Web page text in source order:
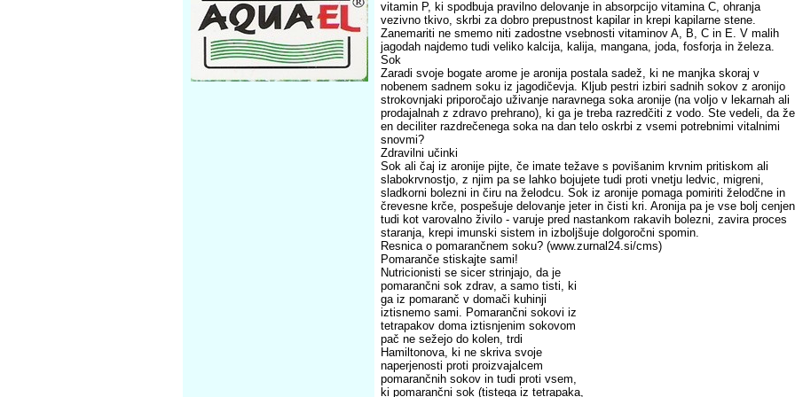
vitamin P, ki spodbuja pravilno delovanje in absorpcijo vitamina C, ohranja
vezivno tkivo, skrbi za dobro prepustnost kapilar in krepi kapilarne stene.
Zanemariti ne smemo niti zadostne vsebnosti vitaminov A, B, C in E. V malih
jagodah najdemo tudi veliko kalcija, kalija, mangana, joda, fosforja in železa.
Sok
Zaradi svoje bogate arome je aronija postala sadež, ki ne manjka skoraj v
nobenem sadnem soku iz jagodičevja. Kljub pestri izbiri sadnih sokov z aronijo
strokovnjaki priporočajo uživanje naravnega soka aronije (na voljo v lekarnah ali
prodajalnah z zdravo prehrano), ki ga je treba razredčiti z vodo. Ste vedeli, da že
en deciliter razdrečenega soka na dan telo oskrbi z vsemi potrebnimi vitalnimi
snovmi?
Zdravilni učinki
Sok ali čaj iz aronije pijte, če imate težave s povišanim krvnim pritiskom ali
slabokrvnostjo, z njim pa se lahko bojujete tudi proti vnetju ledvic, migreni,
sladkorni bolezni in čiru na želodcu. Sok iz aronije pomaga pomiriti želodčne in
črevesne krče, pospešuje delovanje jeter in čisti kri. Aronija pa je vse bolj
tudi kot varovalno živilo - varuje pred nastankom rakavih bolezni, zavira proces
staranja, krepi imunski sistem in izboljšuje dolgoročni spomin.
Resnica o pomarančnem soku? (www.zurnal24.si/cms)
Pomaranče stiskajte sami!
Nutricionisti se sicer strinjajo, da je
pomarančni sok zdrav, a samo tisti, ki
ga iz pomaranč v domači kuhinji
iztisnemo sami. Pomarančni sokovi iz
tetrapakov doma iztisnjenim sokovom
pač ne sežejo do kolen, trdi
Hamiltonova, ki ne skriva svoje
naperjenosti proti proizvajalcem
pomarančnih sokov in tudi proti vsem,
ki pomarančni sok (tistega iz tetrapaka,